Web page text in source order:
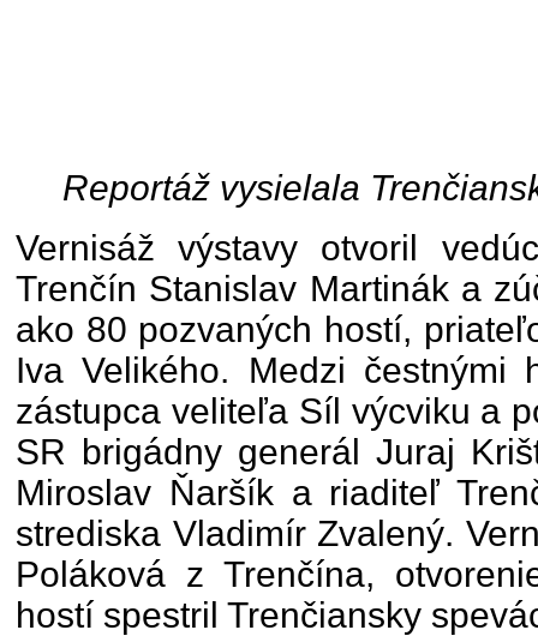
Reportáž vysielala
Vernisáž výstavy otvoril
Trenčín Stanislav Martinák a
ako 80 pozvaných hostí,
Iva Velikého. Medzi čestnými
zástupca veliteľa Síl výcviku a
SR brigádny generál Juraj
Miroslav Ňaršík a riaditeľ
strediska Vladimír Zvalený.
Poláková z Trenčína,
hostí spestril Trenčiansky